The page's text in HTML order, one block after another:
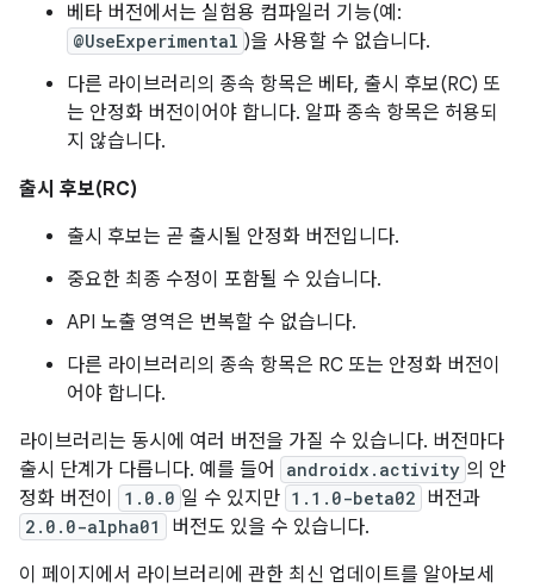
베타 버전에서는 실험용 컴파일러 기능(예:
@UseExperimental )을 사용할 수 없습니다.
다른 라이브러리의 종속 항목은 베타, 출시 후보(RC) 또
는 안정화 버전이어야 합니다. 알파 종속 항목은 허용되
지 않습니다.
출시 후보(RC)
출시 후보는 곧 출시될 안정화 버전입니다.
중요한 최종 수정이 포함될 수 있습니다.
API 노출 영역은 번복할 수 없습니다.
다른 라이브러리의 종속 항목은 RC 또는 안정화 버전이
어야 합니다.
라이브러리는 동시에 여러 버전을 가질 수 있습니다. 버전마다
출시 단계가 다릅니다. 예를 들어
androidx.activity 의 안
정화 버전이
1.0.0 일 수 있지만 1.1.0-beta02 버전과
2.0.0-alpha01
버전도 있을 수 있습니다.
이 페이지에서 라이브러리에 관한 최신 업데이트를 알아보세